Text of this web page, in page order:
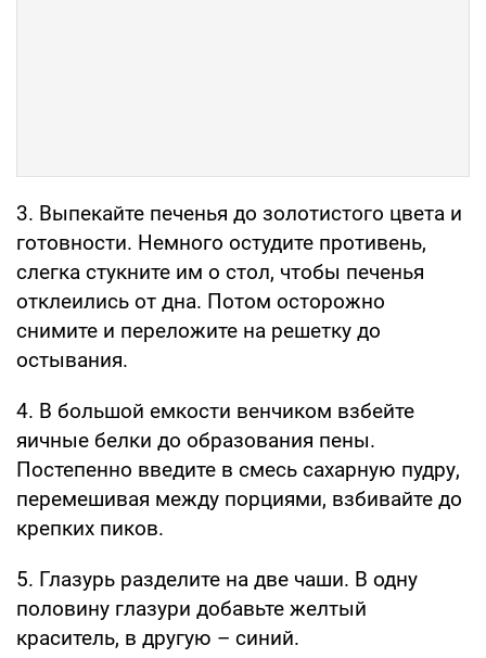
3. Выпекайте печенья до золотистого цвета и
готовности. Немного остудите противень,
слегка стукните им о стол, чтобы печенья
отклеились от дна. Потом осторожно
снимите и переложите на решетку до
остывания.
4. В большой емкости венчиком взбейте
яичные белки до образования пены.
Постепенно введите в смесь сахарную пудру,
перемешивая между порциями, взбивайте до
крепких пиков.
5. Глазурь разделите на две чаши. В одну
половину глазури добавьте желтый
краситель, в другую – синий.